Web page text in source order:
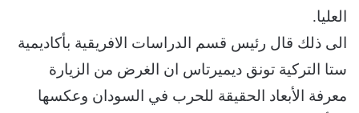
العليا.
الى ذلك قال رئيس قسم الدراسات الافريقية بأكاديمية
ستا التركية تونق ديميرتاس ان الغرض من الزيارة
معرفة الأبعاد الحقيقة للحرب في السودان وعكسها